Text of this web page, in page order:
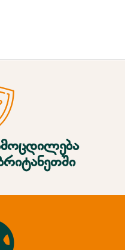
შესახებ
კონტაქტი
გალერეა